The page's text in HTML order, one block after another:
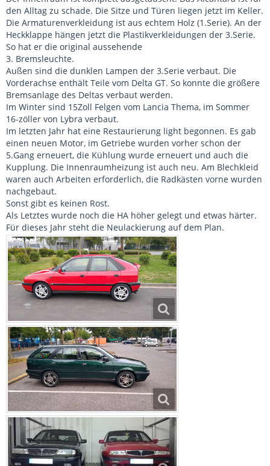
den Alltag zu schade. Die Sitze und Türen liegen jetzt im Keller.
Die Armaturenverkleidung ist aus echtem Holz (1.Serie). An der
Heckklappe hängen jetzt die Plastikverkleidungen der 3.Serie.
So hat er die original aussehende
3. Bremsleuchte.
Außen sind die dunklen Lampen der 3.Serie verbaut. Die
Vorderachse enthält Teile vom Delta GT. So konnte die größere
Bremsanlage des Deltas verbaut werden.
Im Winter sind 15Zoll Felgen vom Lancia Thema, im Sommer
16-zöller von Lybra verbaut.
Im letzten Jahr hat eine Restaurierung light begonnen. Es gab
einen neuen Motor, im Getriebe wurden vorher schon der
5.Gang erneuert, die Kühlung wurde erneuert und auch die
Kupplung. Die Innenraumheizung ist auch neu. Am Blechkleid
waren auch Arbeiten erforderlich, die Radkästen vorne wurden
nachgebaut.
Sonst gibt es keinen Rost.
Als Letztes wurde noch die HA höher gelegt und etwas härter.
Für dieses Jahr steht die Neulackierung auf dem Plan.